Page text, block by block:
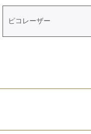
ピコレーザー